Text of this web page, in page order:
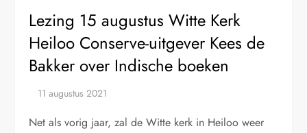
Lezing 15 augustus Witte Kerk
Heiloo Conserve-uitgever Kees de
Bakker over Indische boeken
Net als vorig jaar, zal de Witte kerk in Heiloo weer